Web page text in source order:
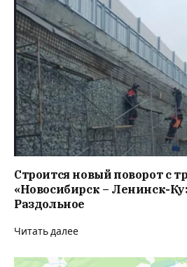
Строится новый поворот с
«Новосибирск – Ленинск-
Раздольное
Читать далее